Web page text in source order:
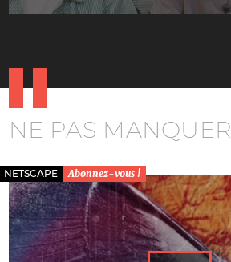
NE PAS MANQUER
NETSCAPE Abonnez-vous !